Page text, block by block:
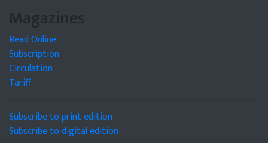
Magazines
Read Online
Subscription
Circulation
Tariff
Subscribe to print edition
Subscribe to digital edition